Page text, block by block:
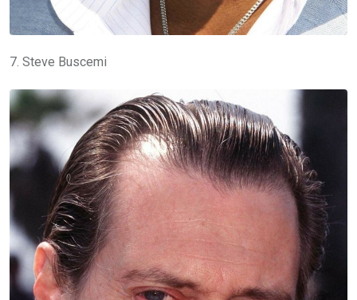
7. Steve Buscemi